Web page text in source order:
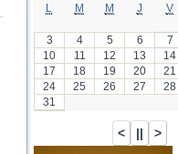
M M J V
3
4 5 6 7
10
11 12 13 14
17
18 19 20 21
24
25 26 27 28
31